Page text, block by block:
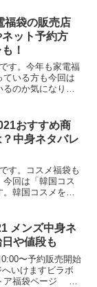
福袋の販売店
ット予約方
！
す。今年も家電福
いる方も今回は
るのか気になりま
ラ ヨドバシカメラ
おすすめ商
中身ネタバレ
す。コスメ福袋も
回は「韓国コス
韓国コスメを使
、 イニスフリー
メンズ中身ネ
や値段も
〜予約販売開始
いけますビラボ
ア福袋ページ メ